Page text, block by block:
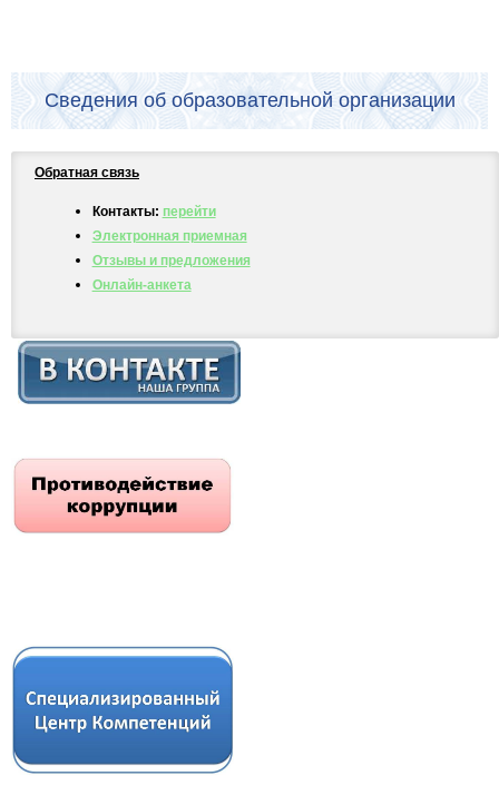
Сведения об образовательной организации
Обратная связь
Контакты: перейти
Электронная приемная
Отзывы и предложения
Онлайн-анкета